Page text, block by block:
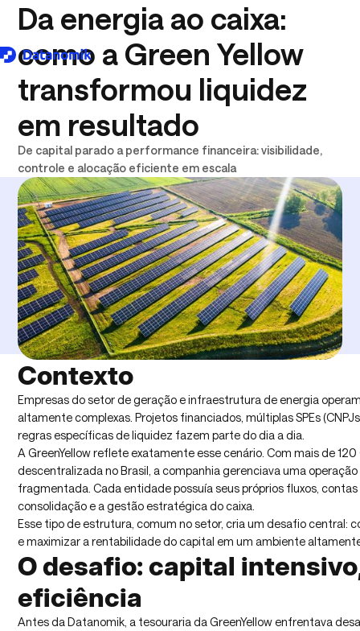
Download logo .SVG
Da energia ao caixa:
como a Green Yellow
transformou liquidez
em resultado
De capital parado a performance financeira: visibilidade,
controle e alocação eficiente em escala
Contexto
Empresas do setor de geração e infraestrutura de energia
altamente complexas. Projetos financiados, múltiplas SPEs
regras específicas de liquidez fazem parte do dia a dia.
A GreenYellow reflete exatamente esse cenário. Com mais de
descentralizada no Brasil, a companhia gerenciava uma
fragmentada. Cada entidade possuía seus próprios fluxos,
consolidação e a gestão estratégica do caixa.
Esse tipo de estrutura, comum no setor, cria um desafio central:
e maximizar a rentabilidade do capital em um ambiente
O desafio: capital
eficiência
Antes da Datanomik, a tesouraria da GreenYellow enfrentava